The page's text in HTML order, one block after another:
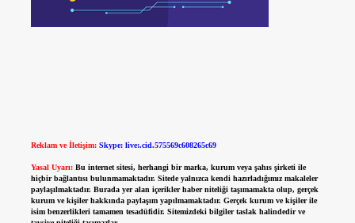
Reklam ve İletişim: Skype: live:.cid.575569c608265c69
Yasal Uyarı: Bu internet sitesi, herhangi bir marka, kurum veya şahıs şirketi ile
hiçbir bağlantısı bulunmamaktadır. Sitede yalnızca kendi hazırladığımız makaleler
paylaşılmaktadır. Burada yer alan içerikler haber niteliği taşımamakta olup, gerçek
kurum ve kişiler hakkında paylaşım yapılmamaktadır. Gerçek kurum ve kişiler ile
isim benzerlikleri tamamen tesadüfidir. Sitemizdeki bilgiler taslak halindedir ve